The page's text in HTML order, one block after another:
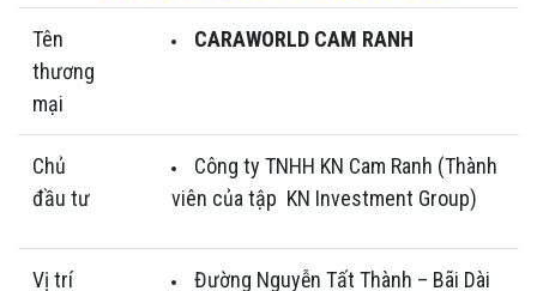
Tên
thương
mại
CARAWORLD CAM RANH
Chủ
đầu tư
Công ty TNHH KN Cam Ranh (Thành
viên của tập KN Investment Group)
Vị trí Đường Nguyễn Tất Thành – Bãi Dài